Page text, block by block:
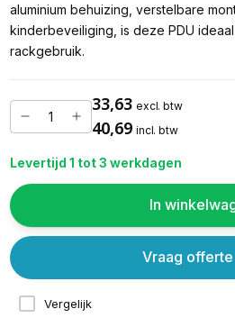
aluminium behuizing, verstelbare
kinderbeveiliging, is deze PDU
rackgebruik.
33,63 excl. btw
40,69 incl. btw
Levertijd 1 tot 3 werkdagen
In
Vergelijk
Vraag offerte